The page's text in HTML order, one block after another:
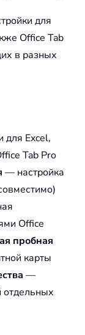
для
Office Tab
в разных
для Excel,
Tab Pro
— настройка
Office
пробная
карты
—
отдельных